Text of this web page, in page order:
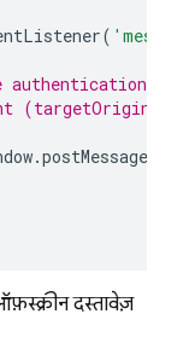
(
flow
(targetOrigin)
.postMessage
दस्तावेज़